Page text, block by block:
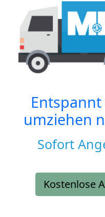
umziehen
Sofort
Kostenlose